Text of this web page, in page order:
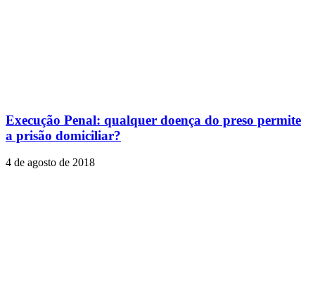
Execução Penal: qualquer doença do preso permite
a prisão domiciliar?
4 de agosto de 2018